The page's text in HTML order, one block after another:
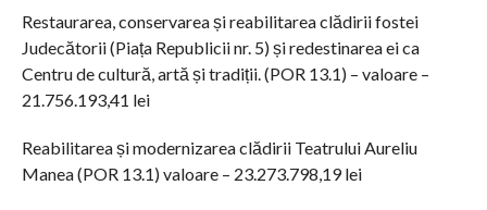
Restaurarea, conservarea și reabilitarea clădirii fostei
Judecătorii (Piața Republicii nr. 5) și redestinarea ei ca
Centru de cultură, artă și tradiții. (POR 13.1) – valoare –
21.756.193,41 lei
Reabilitarea și modernizarea clădirii Teatrului Aureliu
Manea (POR 13.1) valoare – 23.273.798,19 lei